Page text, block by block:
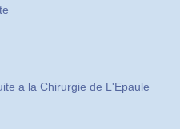
a la Chirurgie de L'Epaule